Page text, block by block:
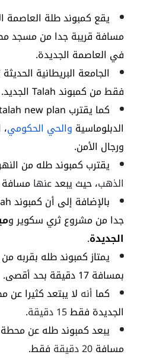
يقع كمبوند طلة العاصمة
مسافة قريبة جدا من مسجد
في العاصمة الجديدة.
الجامعة البريطانية
فقط من كمبوند Talah الجديد.
كما يقترب new plan
الدبلوماسية والحي الحكومي
ورجال الأمن.
يقترب كمبوند طله من
الذهب، حيث يبعدعنهامسافة
بالإضافة إلى أن كمبوند talah
جدا من مشروع ثري سكوير و
الجديدة.
يمتاز كمبوند طله بقربه
بمسافة 17 دقيقة بحد أقصى.
كما أنه لا يبتعد كثيرا عن
الجديدة فقط15 دقيقة
.
يبعدكمبوند طلهعن محطة
مسافة20 دقيقة فقط.